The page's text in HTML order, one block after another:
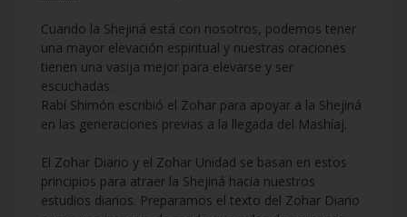
Cuando la Shejiná está con nosotros, podemos tener
una mayor elevación espiritual y nuestras oraciones
tienen una vasija mejor para elevarse y ser
escuchadas.
Rabí Shimón escribió el Zohar para apoyar a la Shejiná
en las generaciones previas a la llegada del Mashíaj.
El Zohar Diario y el Zohar Unidad se basan en estos
principios para atraer la Shejiná hacia nuestros
estudios diarios. Preparamos el texto del Zohar Diario